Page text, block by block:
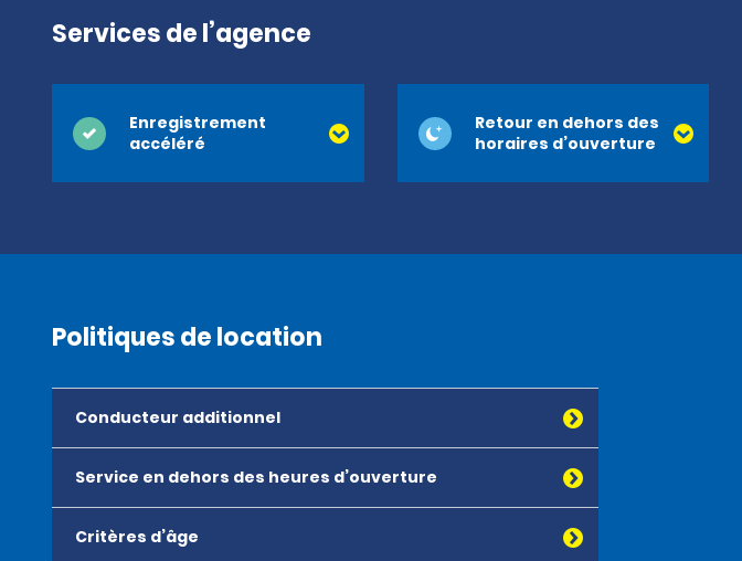
Services de l’agence
Enregistrement
accéléré
Retour en dehors des
horaires d’ouverture
Politiques de location
Conducteur additionnel
Service en dehors des heures d’ouverture
Critères d’âge